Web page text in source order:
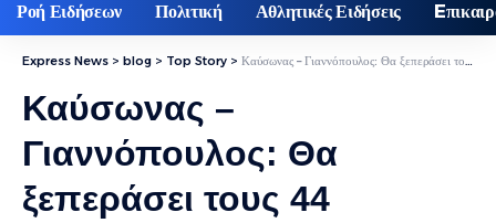
Ροή Ειδήσεων Πολιτική Αθλητικές Ειδήσεις
Express News > blog > Top Story > Καύσωνας – Γιαννόπουλος: Θα ξεπεράσει τους 44 βαθμούς η θερμοκρασία την Κυριακή – Η πιο θερμή μέρα εδώ και 5 χρόνια
Καύσωνας –
Γιαννόπουλος: Θα
ξεπεράσει τους 44